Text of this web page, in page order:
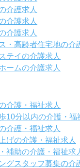
介護求人
介護求人
介護求人
・高齢者住宅地の介
テイの介護求人
ームの介護求人
介護・福祉求人
10分以内の介護・福
介護・福祉求人
げの介護・福祉求人
補助の介護・福祉求
グスタッフ募集の介